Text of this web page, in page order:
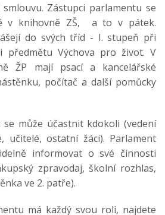
Zástupci parlamentu se
v knihovně ZŠ, a to v pátek.
do svých tříd - I. stupeň při
předmětu Výchova pro život. V
ŽP mají psací a kancelářské
počítač a další pomůcky
se může účastnit kdokoli (vedení
učitelé, ostatní žáci). Parlament
informovat o své činnosti
zpravodaj, školní rozhlas,
ve 2. patře).
má každý svou roli, najdete